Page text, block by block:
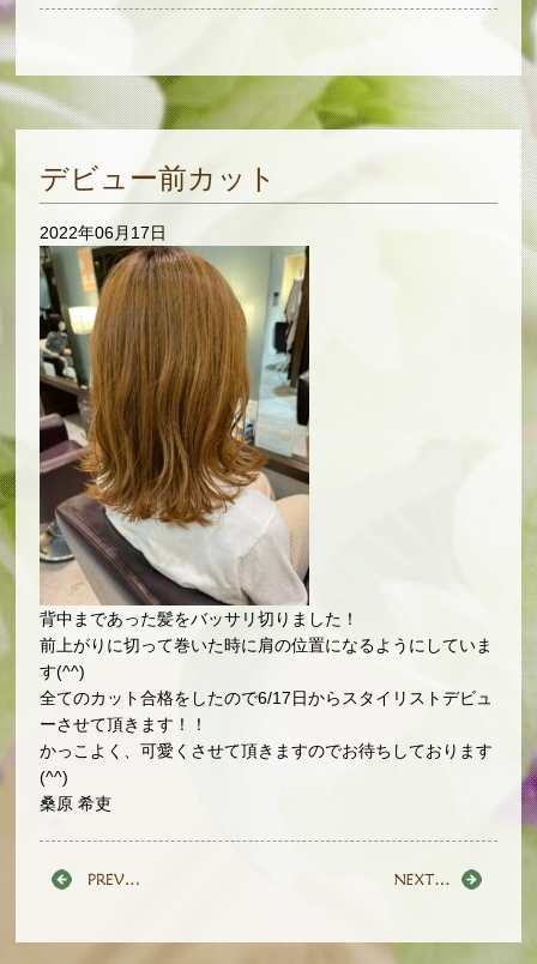
デビュー前カット
2022年06月17日
背中まであった髪をバッサリ切りました！
前上がりに切って巻いた時に肩の位置になるようにしていま
す(^^)
全てのカット合格をしたので6/17日からスタイリストデビュ
ーさせて頂きます！！
かっこよく、可愛くさせて頂きますのでお待ちしております
(^^)
桑原 希吏